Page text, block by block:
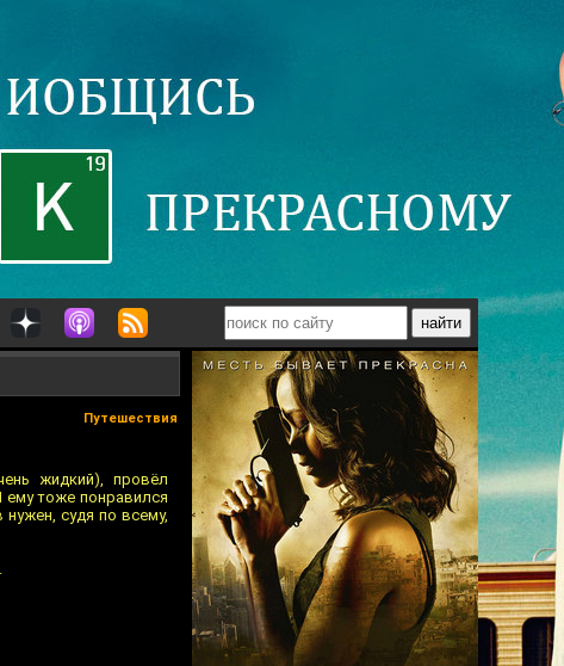
Путешествия
жидкий), провёл
тоже понравился
судя по всему,